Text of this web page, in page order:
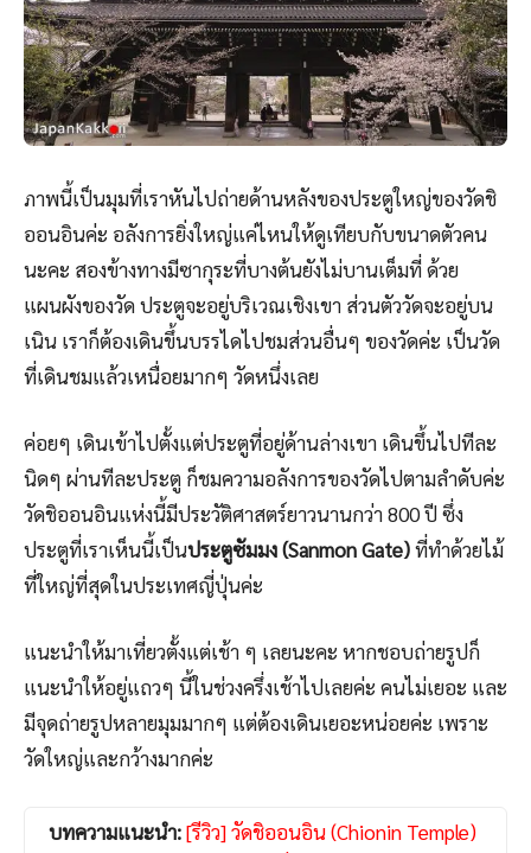
ภาพนี้เป็นมุมที่เราหันไปถ่ายด้านหลังของประตูใหญ่ของวัดชิ
ออนอินค่ะ อลังการยิ่งใหญ่แค่ไหนให้ดูเทียบกับขนาดตัวคน
นะคะ สองข้างทางมีซากุระที่บางต้นยังไม่บานเต็มที่ ด้วย
แผนผังของวัด ประตูจะอยู่บริเวณเชิงเขา ส่วนตัววัดจะอยู่บน
เนิน เราก็ต้องเดินขึ้นบรรไดไปชมส่วนอื่นๆ ของวัดค่ะ เป็นวัด
ที่เดินชมแล้วเหนื่อยมากๆ วัดหนึ่งเลย
ค่อยๆ เดินเข้าไปตั้งแต่ประตูที่อยู่ด้านล่างเขา เดินขึ้นไปทีละ
นิดๆ ผ่านทีละประตู ก็ชมความอลังการของวัดไปตามลำดับค่ะ
วัดชิออนอินแห่งนี้มีประวัติศาสตร์ยาวนานกว่า 800 ปี ซึ่ง
ประตูที่เราเห็นนี้เป็นประตูซัมมง (Sanmon Gate)ที่ทำด้วยไม้
ที่ใหญ่ที่สุดในประเทศญี่ปุ่นค่ะ
แนะนำให้มาเที่ยวตั้งแต่เช้า ๆ เลยนะคะ หากชอบถ่ายรูปก็
แนะนำให้อยู่แถวๆ นี้ในช่วงครึ่งเช้าไปเลยค่ะ คนไม่เยอะ และ
มีจุดถ่ายรูปหลายมุมมากๆ แต่ต้องเดินเยอะหน่อยค่ะ เพราะ
วัดใหญ่และกว้างมากค่ะ
บทความแนะนำ:[รีวิว] วัดชิออนอิน (Chionin Temple)